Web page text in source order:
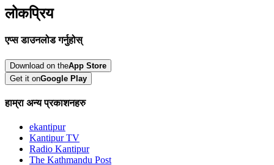
लोकप्रिय
एप्स डाउनलोड गर्नुहोस्
Download on theApp Store
Get it onGoogle Play
हाम्रा अन्य प्रकाशनहरु
ekantipur
Kantipur TV
Radio Kantipur
The Kathmandu Post